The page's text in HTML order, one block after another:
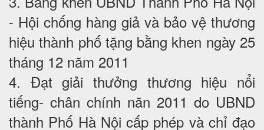
- Hội chống hàng giả và bảo vệ thương
hiệu thành phố tặng bằng khen ngày 25
tháng 12 năm 2011
4. Đạt giải thưởng thương hiệu nổi
tiếng- chân chính năn 2011 do UBND
thành Phố Hà Nội cấp phép và chỉ đạo